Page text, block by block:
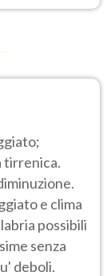
tirrenica.
e clima
possibili
senza
deboli.